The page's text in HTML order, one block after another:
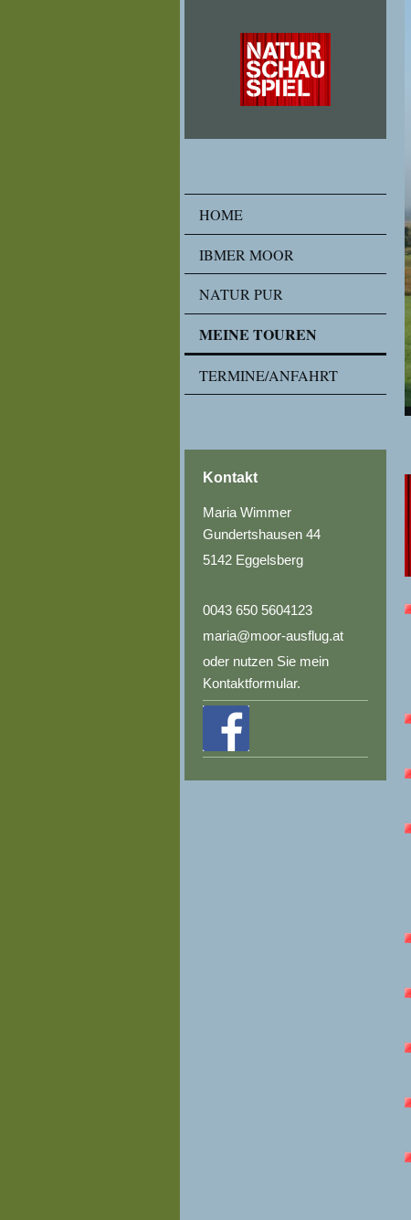
HOME
IBMER MOOR
NATUR PUR
MEINE TOUREN
TERMINE/ANFAHRT
Kontakt
Maria Wimmer
Gundertshausen 44
5142 Eggelsberg
0043 650 5604123
maria@moor-ausflug.at
oder nutzen Sie mein
Kontaktformular.